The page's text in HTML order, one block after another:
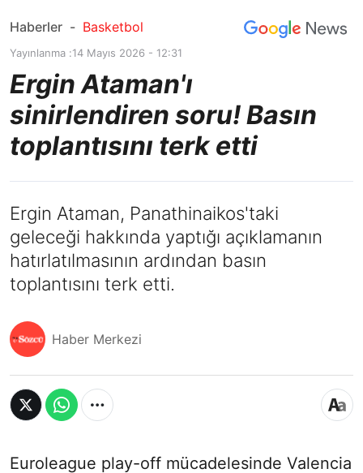
Haberler - Basketbol
Yayınlanma :14 Mayıs 2026 - 12:31
Ergin Ataman'ı
sinirlendiren soru! Basın
toplantısını terk etti
Ergin Ataman, Panathinaikos'taki
geleceği hakkında yaptığı açıklamanın
hatırlatılmasının ardından basın
toplantısını terk etti.
Haber Merkezi
Euroleague play-off mücadelesinde Valencia